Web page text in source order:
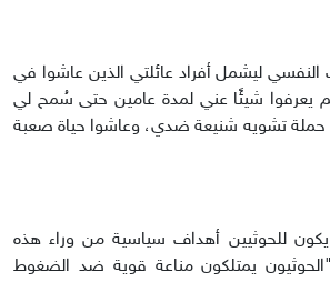
ليشمل أفراد عائلتي الذين عاشوا في
يعرفوا شيئًا عني لمدة عامين حتى سُمح لي
حملة تشويه شنيعة ضدي، وعاشوا حياة صعبة
للحوثيين أهداف سياسية من وراء هذه
يمتلكون مناعة قوية ضد الضغوط